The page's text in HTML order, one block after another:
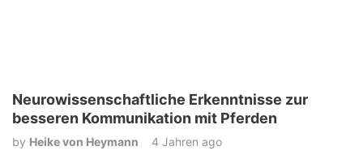
Neurowissenschaftliche Erkenntnisse zur
besseren Kommunikation mit Pferden
by Heike von Heymann 4 Jahren ago